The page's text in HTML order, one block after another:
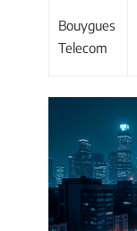
Bouygues
Telecom